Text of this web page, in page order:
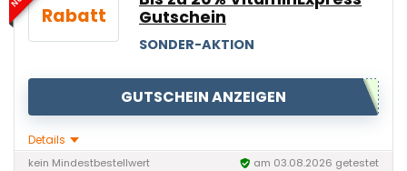
Rabatt
Gutschein
SONDER-AKTION
GUTSCHEIN ANZEIGEN
Details
kein Mindestbestellwert am 03.08.2026 getestet